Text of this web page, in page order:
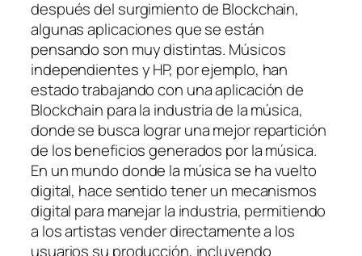
después del surgimiento de Blockchain,
algunas aplicaciones que se están
pensando son muy distintas. Músicos
independientes y HP, por ejemplo, han
estado trabajando con una aplicación de
Blockchain para la industria de la música,
donde se busca lograr una mejor repartición
de los beneficios generados por la música.
En un mundo donde la música se ha vuelto
digital, hace sentido tener un mecanismos
digital para manejar la industria, permitiendo
a los artistas vender directamente a los
usuarios su producción, incluyendo